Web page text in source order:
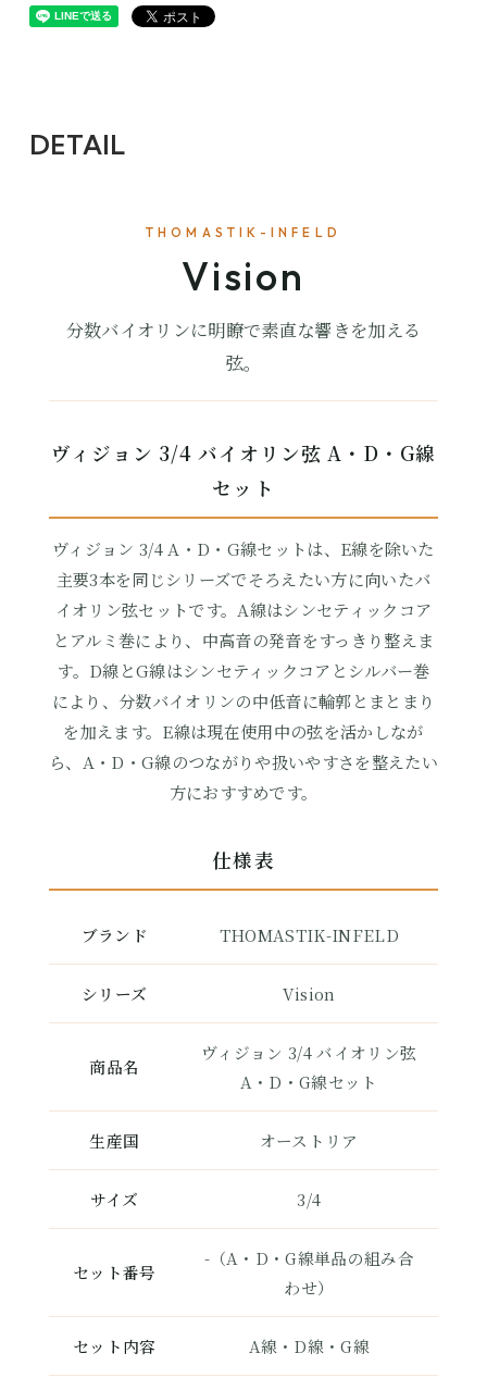
DETAIL
THOMASTIK-INFELD
Vision
分数バイオリンに明瞭で素直な響きを加える
弦。
ヴィジョン 3/4 バイオリン弦 A・D・G線
セット
ヴィジョン 3/4 A・D・G線セットは、E線を除いた
主要3本を同じシリーズでそろえたい方に向いたバ
イオリン弦セットです。A線はシンセティックコア
とアルミ巻により、中高音の発音をすっきり整えま
す。D線とG線はシンセティックコアとシルバー巻
により、分数バイオリンの中低音に輪郭とまとまり
を加えます。E線は現在使用中の弦を活かしなが
ら、A・D・G線のつながりや扱いやすさを整えたい
方におすすめです。
仕様表
ブランド THOMASTIK-INFELD
シリーズ Vision
商品名
ヴィジョン 3/4 バイオリン弦
A・D・G線セット
生産国 オーストリア
サイズ 3/4
セット番号
-（A・D・G線単品の組み合
わせ）
セット内容 A線・D線・G線